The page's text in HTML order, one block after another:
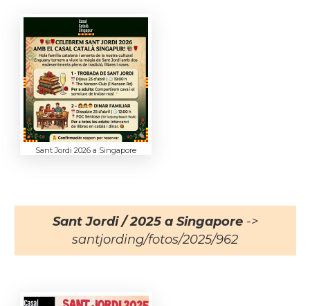
Sant Jordi 2026 a Singapore
Sant Jordi / 2025 a Singapore->
santjording/fotos/2025/962